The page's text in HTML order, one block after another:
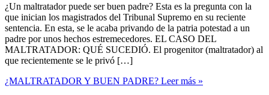
¿Un maltratador puede ser buen padre? Esta es la pregunta con la
que inician los magistrados del Tribunal Supremo en su reciente
sentencia. En esta, se le acaba privando de la patria potestad a un
padre por unos hechos estremecedores. EL CASO DEL
MALTRATADOR: QUÉ SUCEDIÓ. El progenitor (maltratador) al
que recientemente se le privó […]
¿MALTRATADOR Y BUEN PADRE? Leer más »